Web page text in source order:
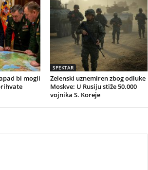
bi mogli
SPEKTAR
Zelenski uznemiren zbog odluke
Moskve: U Rusiju stiže 50.000
vojnika S. Koreje